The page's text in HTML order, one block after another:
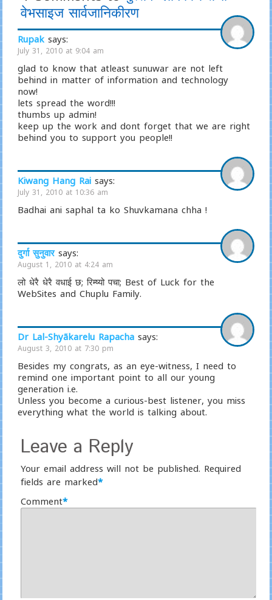
वेभसाइज सार्वजानिकीरण
Rupak says:
July 31, 2010 at 9:04 am
glad to know that atleast sunuwar are not left
behind in matter of information and technology
now!
lets spread the word!!!
thumbs up admin!
keep up the work and dont forget that we are right
behind you to support you people!!
Kiwang Hang Rai says:
July 31, 2010 at 10:36 am
Badhai ani saphal ta ko Shuvkamana chha !
दुर्गा सुनुवार says:
August 1, 2010 at 4:24 am
लो धेरै धेरै वधाई छ; रिम्ष्यो पचा; Best of Luck for the
WebSites and Chuplu Family.
Dr Lal-Shyãkarelu Rapacha says:
August 3, 2010 at 7:30 pm
Besides my congrats, as an eye-witness, I need to
remind one important point to all our young
generation i.e.
Unless you become a curious-best listener, you miss
everything what the world is talking about.
Leave a Reply
Your email address will not be published. Required
fields are marked*
Comment*